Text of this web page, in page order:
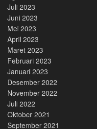
Juli 2023
Juni 2023
Mei 2023
April 2023
Maret 2023
Februari 2023
Januari 2023
Desember 2022
November 2022
Juli 2022
Oktober 2021
September 2021